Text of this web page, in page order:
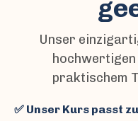
Unser
praktischem
✅ Unser Kurs passt